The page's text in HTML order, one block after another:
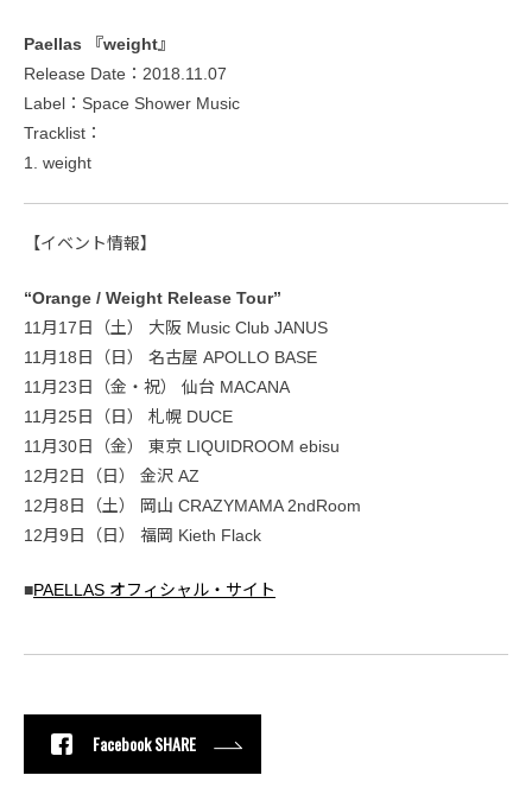
Paellas 『weight』
Release Date：2018.11.07
Label：Space Shower Music
Tracklist：
1. weight
【イベント情報】
“Orange / Weight Release Tour”
11月17日（土） 大阪 Music Club JANUS
11月18日（日） 名古屋 APOLLO BASE
11月23日（金・祝） 仙台 MACANA
11月25日（日） 札幌 DUCE
11月30日（金） 東京 LIQUIDROOM ebisu
12月2日（日） 金沢 AZ
12月8日（土） 岡山 CRAZYMAMA 2ndRoom
12月9日（日） 福岡 Kieth Flack
■PAELLAS オフィシャル・サイト
Facebook SHARE